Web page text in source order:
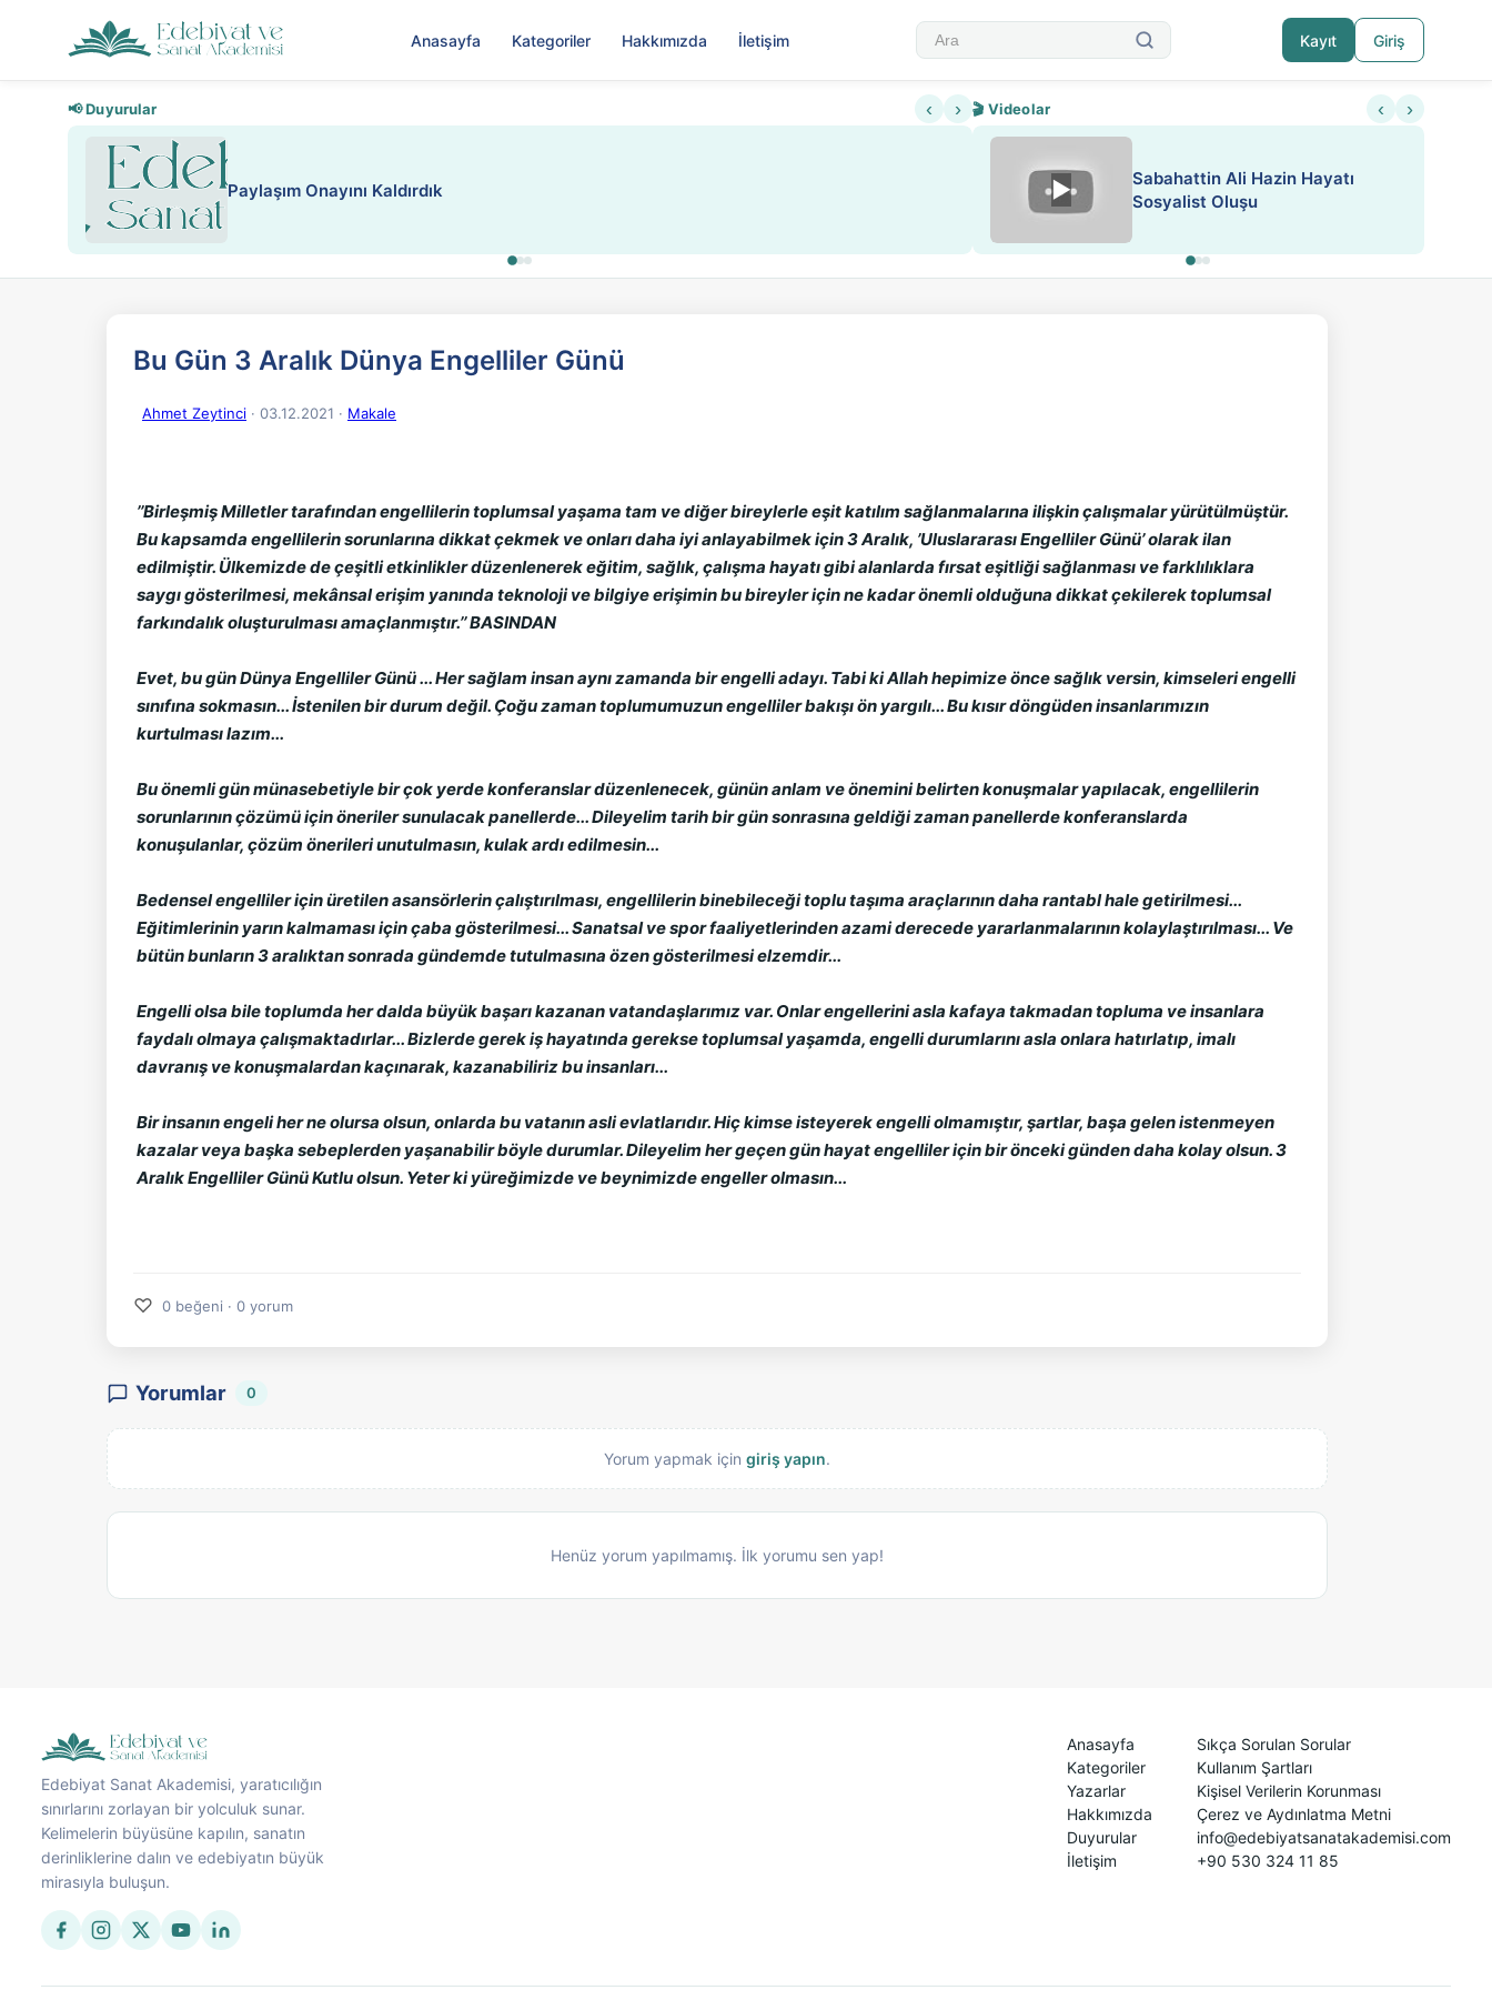
Anasayfa Kategoriler Hakkımızda İletişim Kayıt Giriş
📢 Duyurular ‹ ›
Paylaşım Onayını Kaldırdık Nadir içeriklere kısıtlama ve kredi sistemi
🎬 Videolar ‹ ›
▶
Sabahattin Ali Hazin Hayatı
Sosyalist Oluşu
Bu Gün 3 Aralık Dünya Engelliler Günü
Ahmet Zeytinci · 03.12.2021 · Makale
’’Birleşmiş Milletler tarafından engellilerin toplumsal yaşama tam ve diğer bireylerle eşit katılım sağlanmalarına ilişkin çalışmalar yürütülmüştür.
Bu kapsamda engellilerin sorunlarına dikkat çekmek ve onları daha iyi anlayabilmek için 3 Aralık, ’Uluslararası Engelliler Günü’ olarak ilan
edilmiştir. Ülkemizde de çeşitli etkinlikler düzenlenerek eğitim, sağlık, çalışma hayatı gibi alanlarda fırsat eşitliği sağlanması ve farklılıklara
saygı gösterilmesi, mekânsal erişim yanında teknoloji ve bilgiye erişimin bu bireyler için ne kadar önemli olduğuna dikkat çekilerek toplumsal
farkındalık oluşturulması amaçlanmıştır.’’ BASINDAN
Evet, bu gün Dünya Engelliler Günü ... Her sağlam insan aynı zamanda bir engelli adayı. Tabi ki Allah hepimize önce sağlık versin, kimseleri engelli
sınıfına sokmasın... İstenilen bir durum değil. Çoğu zaman toplumumuzun engelliler bakışı ön yargılı... Bu kısır döngüden insanlarımızın
kurtulması lazım...
Bu önemli gün münasebetiyle bir çok yerde konferanslar düzenlenecek, günün anlam ve önemini belirten konuşmalar yapılacak, engellilerin
sorunlarının çözümü için öneriler sunulacak panellerde... Dileyelim tarih bir gün sonrasına geldiği zaman panellerde konferanslarda
konuşulanlar, çözüm önerileri unutulmasın, kulak ardı edilmesin...
Bedensel engelliler için üretilen asansörlerin çalıştırılması, engellilerin binebileceği toplu taşıma araçlarının daha rantabl hale getirilmesi...
Eğitimlerinin yarın kalmaması için çaba gösterilmesi... Sanatsal ve spor faaliyetlerinden azami derecede yararlanmalarının kolaylaştırılması... Ve
bütün bunların 3 aralıktan sonrada gündemde tutulmasına özen gösterilmesi elzemdir...
Engelli olsa bile toplumda her dalda büyük başarı kazanan vatandaşlarımız var. Onlar engellerini asla kafaya takmadan topluma ve insanlara
faydalı olmaya çalışmaktadırlar... Bizlerde gerek iş hayatında gerekse toplumsal yaşamda, engelli durumlarını asla onlara hatırlatıp, imalı
davranış ve konuşmalardan kaçınarak, kazanabiliriz bu insanları...
Bir insanın engeli her ne olursa olsun, onlarda bu vatanın asli evlatlarıdır. Hiç kimse isteyerek engelli olmamıştır, şartlar, başa gelen istenmeyen
kazalar veya başka sebeplerden yaşanabilir böyle durumlar. Dileyelim her geçen gün hayat engelliler için bir önceki günden daha kolay olsun. 3
Aralık Engelliler Günü Kutlu olsun. Yeter ki yüreğimizde ve beynimizde engeller olmasın...
♡ 0 beğeni · 0 yorum
Yorumlar 0
Yorum yapmak için giriş yapın.
Henüz yorum yapılmamış. İlk yorumu sen yap!
Edebiyat Sanat Akademisi, yaratıcılığın
sınırlarını zorlayan bir yolculuk sunar.
Kelimelerin büyüsüne kapılın, sanatın
derinliklerine dalın ve edebiyatın büyük
mirasıyla buluşun.
Anasayfa
Kategoriler
Yazarlar
Hakkımızda
Duyurular
İletişim
Sıkça Sorulan Sorular
Kullanım Şartları
Kişisel Verilerin Korunması
Çerez ve Aydınlatma Metni
info@edebiyatsanatakademisi.com
+90 530 324 11 85